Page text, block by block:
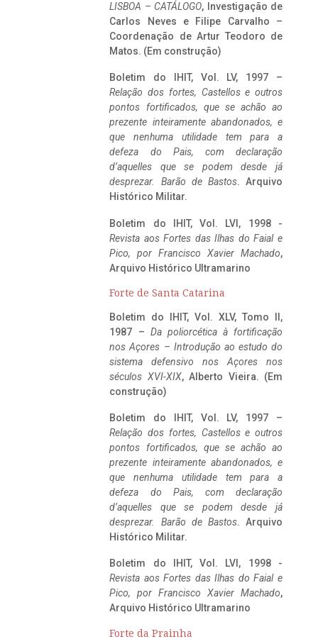
LISBOA – CATÁLOGO, Investigação de
Carlos Neves e Filipe Carvalho –
Coordenação de Artur Teodoro de
Matos. (Em construção)
Boletim do IHIT, Vol. LV, 1997 –
Relação dos fortes, Castellos e outros
pontos fortificados, que se achão ao
prezente inteiramente abandonados, e
que nenhuma utilidade tem para a
defeza do Pais, com declaração
d’aquelles que se podem desde já
desprezar. Barão de Bastos. Arquivo
Histórico Militar.
Boletim do IHIT, Vol. LVI, 1998 -
Revista aos Fortes das Ilhas do Faial e
Pico, por Francisco Xavier Machado,
Arquivo Histórico Ultramarino
Forte de Santa Catarina
Boletim do IHIT, Vol. XLV, Tomo II,
1987 – Da poliorcética à fortificação
nos Açores – Introdução ao estudo do
sistema defensivo nos Açores nos
séculos XVI-XIX, Alberto Vieira. (Em
construção)
Boletim do IHIT, Vol. LV, 1997 –
Relação dos fortes, Castellos e outros
pontos fortificados, que se achão ao
prezente inteiramente abandonados, e
que nenhuma utilidade tem para a
defeza do Pais, com declaração
d’aquelles que se podem desde já
desprezar. Barão de Bastos. Arquivo
Histórico Militar.
Boletim do IHIT, Vol. LVI, 1998 -
Revista aos Fortes das Ilhas do Faial e
Pico, por Francisco Xavier Machado,
Arquivo Histórico Ultramarino
Forte da Prainha